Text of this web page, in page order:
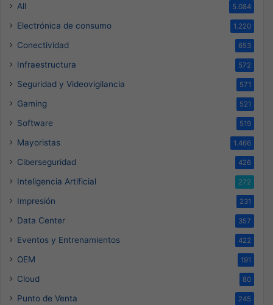
All 5.084
Electrónica de consumo 1.220
Conectividad 653
Infraestructura 572
Seguridad y Videovigilancia 571
Gaming 521
Software 519
Mayoristas 1.466
Ciberseguridad 426
Inteligencia Artificial 272
Impresión 231
Data Center 357
Eventos y Entrenamientos 422
OEM 191
Cloud 80
Punto de Venta 245